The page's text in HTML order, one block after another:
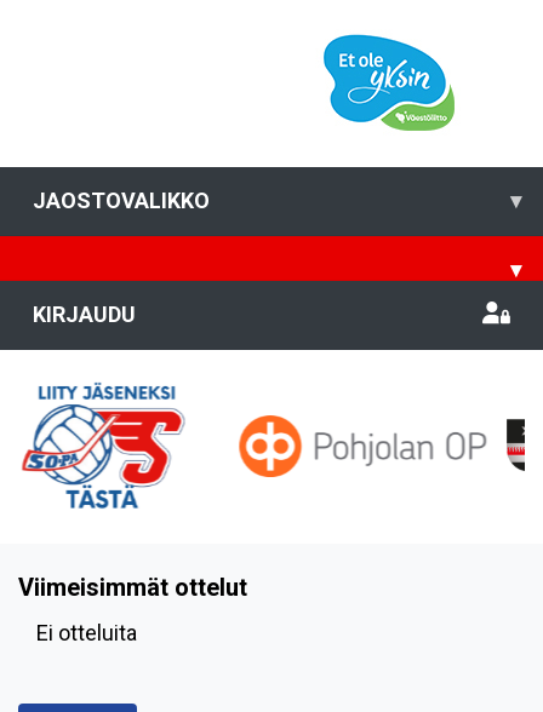
JAOSTOVALIKKO ▾
▾
KIRJAUDU
Viimeisimmät ottelut
Ei otteluita